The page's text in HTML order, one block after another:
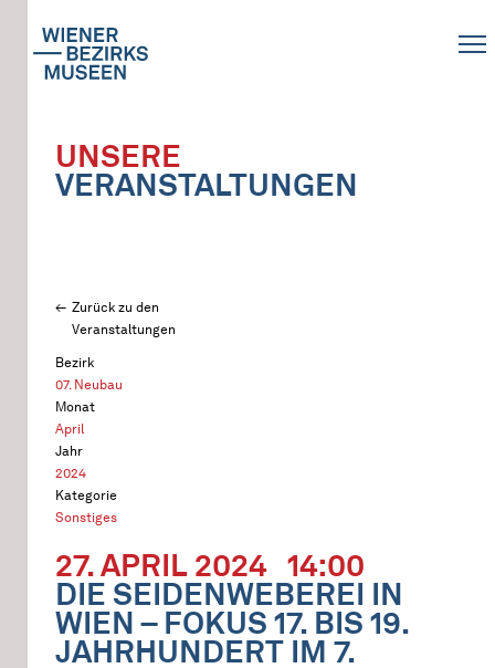
UNSERE
VERANSTALTUNGEN
Zurück zu den
Veranstaltungen
Bezirk
07. Neubau
Monat
April
Jahr
2024
Kategorie
Sonstiges
27. APRIL 2024 14:00
DIE SEIDENWEBEREI IN
WIEN – FOKUS 17. BIS 19.
JAHRHUNDERT IM 7.